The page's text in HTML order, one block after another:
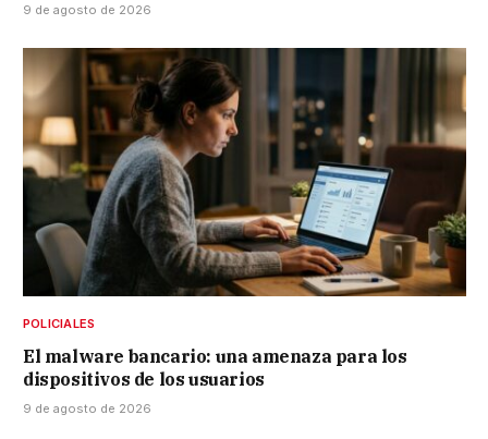
9 de agosto de 2026
POLICIALES
El malware bancario: una amenaza para los
dispositivos de los usuarios
9 de agosto de 2026